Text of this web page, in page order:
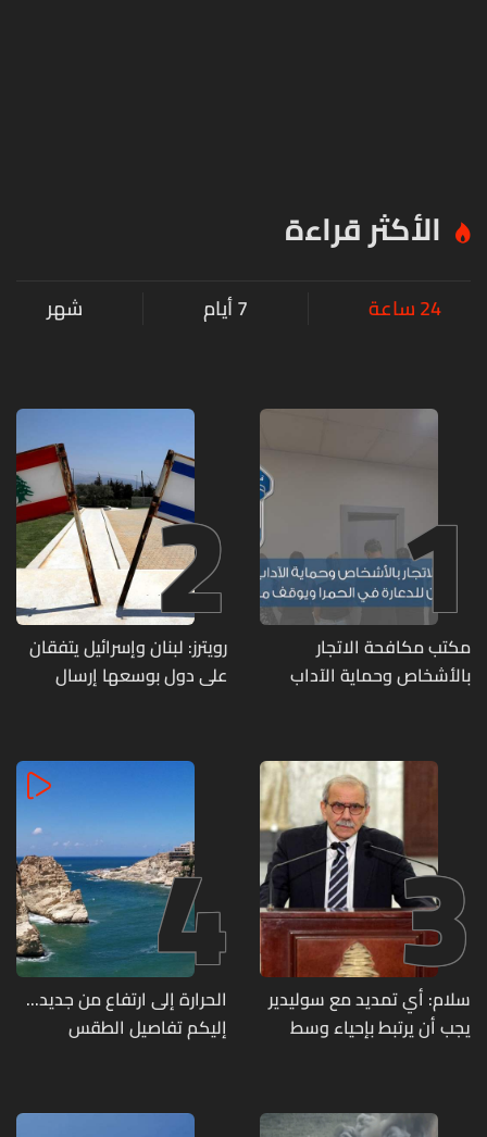
الأكثر قراءة
24 ساعة 7 أيام شهر
1
مكتب مكافحة الاتجار
بالأشخاص وحماية الآداب
متورطين
2
رويترز: لبنان وإسرائيل يتفقان
على دول بوسعها إرسال
3
سلام: أي تمديد مع سوليدير
يجب أن يرتبط بإحياء وسط
4
الحرارة إلى ارتفاع من جديد...
إليكم تفاصيل الطقس